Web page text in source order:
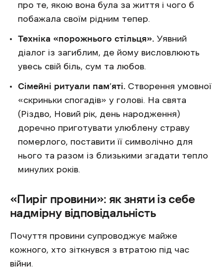
про те, якою вона була за життя і чого б
побажала своїм рідним тепер.
Техніка «порожнього стільця». Уявний
діалог із загиблим, де йому висловлюють
увесь свій біль, сум та любов.
Сімейні ритуали пам’яті. Створення умовної
«скриньки спогадів» у голові. На свята
(Різдво, Новий рік, день народження)
доречно приготувати улюблену страву
померлого, поставити її символічно для
нього та разом із близькими згадати тепло
минулих років.
«Пиріг провини»: як зняти із себе
надмірну відповідальність
Почуття провини супроводжує майже
кожного, хто зіткнувся з втратою під час
війни.